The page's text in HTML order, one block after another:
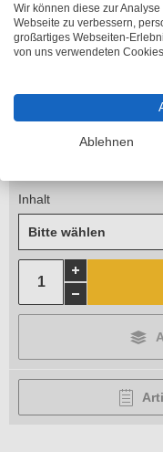
Bitte wählen
Höhe
Bitte wählen
Inhalt
Bitte wählen
Wir können diese zur
Webseite zu verbessern,
großartiges Webseiten-
von uns verwendeten
Ablehnen